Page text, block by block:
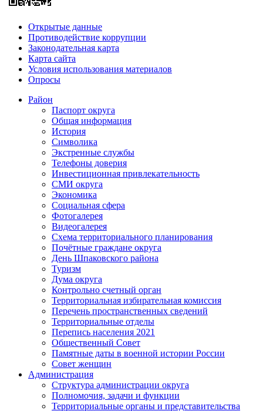
Открытые данные
Противодействие коррупции
Законодательная карта
Карта сайта
Условия использования материалов
Опросы
Район
Паспорт округа
Общая информация
История
Символика
Экстренные службы
Телефоны доверия
Инвестиционная привлекательность
СМИ округа
Экономика
Социальная сфера
Фотогалерея
Видеогалерея
Схема территориального планирования
Почётные граждане округа
День Шпаковского района
Туризм
Дума округа
Контрольно счетный орган
Территориальная избирательная комиссия
Перечень пространственных сведений
Территориальные отделы
Перепись населения 2021
Общественный Совет
Памятные даты в военной истории России
Совет женщин
Администрация
Структура администрации округа
Полномочия, задачи и функции
Территориальные органы и представительства